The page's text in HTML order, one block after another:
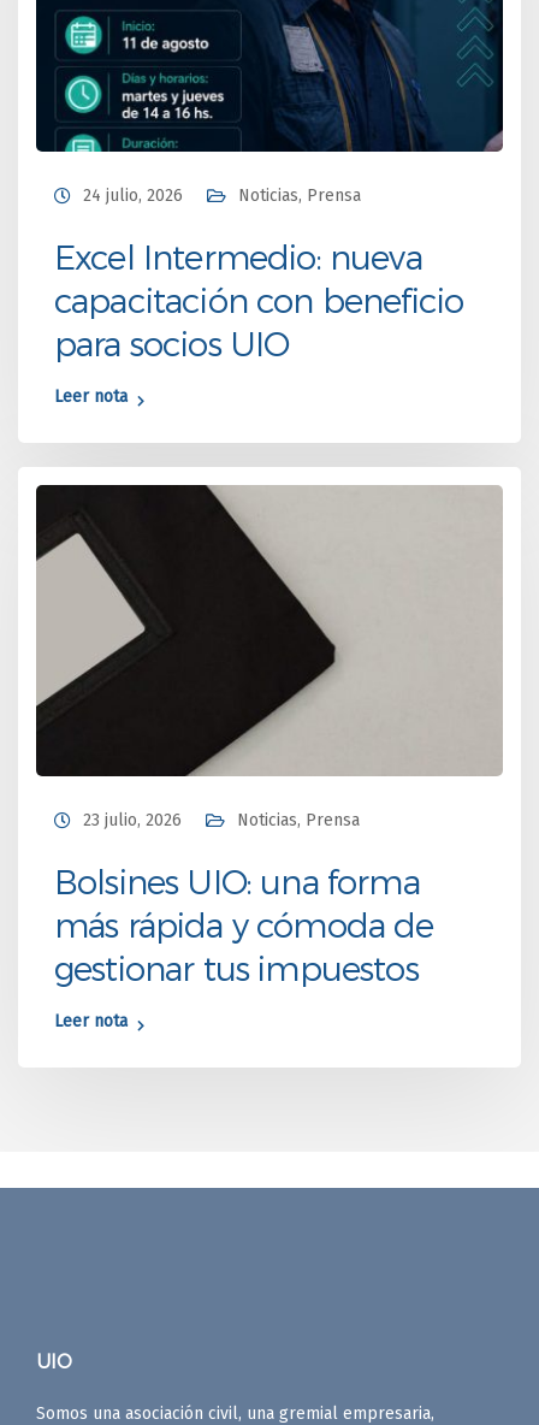
24 julio, 2026 Noticias, Prensa
Excel Intermedio: nueva
capacitación con beneficio
para socios UIO
Leer nota
23 julio, 2026 Noticias, Prensa
Bolsines UIO: una forma
más rápida y cómoda de
gestionar tus impuestos
Leer nota
UIO
Somos una asociación civil, una gremial empresaria,